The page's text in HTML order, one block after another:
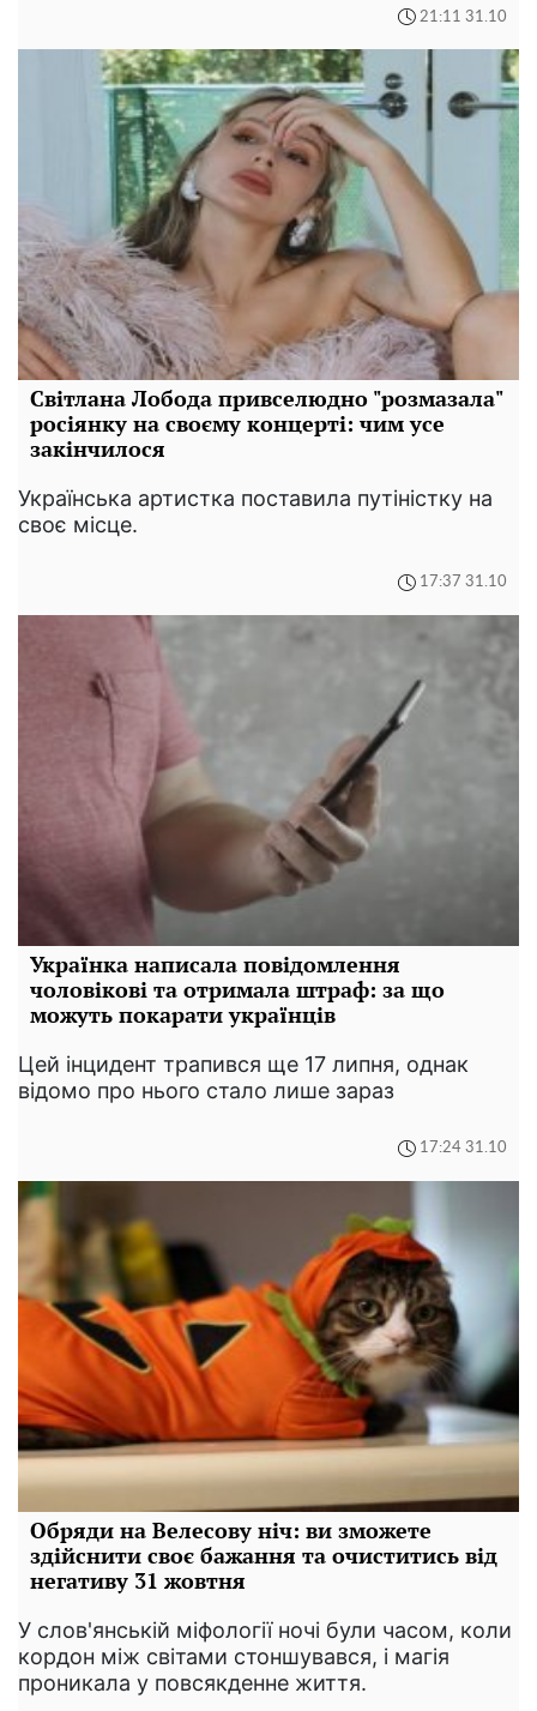
21:11 31.10
Світлана Лобода привселюдно "розмазала"
росіянку на своєму концерті: чим усе
закінчилося
Українська артистка поставила путіністку на
своє місце.
17:37 31.10
Українка написала повідомлення
чоловікові та отримала штраф: за що
можуть покарати українців
Цей інцидент трапився ще 17 липня, однак
відомо про нього стало лише зараз
17:24 31.10
Обряди на Велесову ніч: ви зможете
здійснити своє бажання та очиститись від
негативу 31 жовтня
У слов'янській міфології ночі були часом, коли
кордон між світами стоншувався, і магія
проникала у повсякденне життя.